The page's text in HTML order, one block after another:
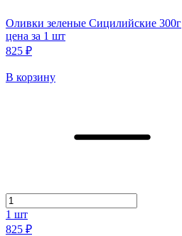
Оливки зеленые Сицилийские 300г
цена за 1 шт
825 ₽
В корзину
1 шт
825 ₽